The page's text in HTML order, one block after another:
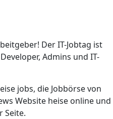
Der IT-Jobtag ist
Admins und IT-
jobs, die Jobbörse von
Website heise online und
Seite.